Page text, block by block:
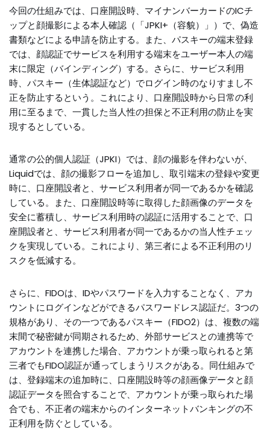
今回の仕組みでは、口座開設時、マイナンバーカードのICチ
ップと顔撮影による本人確認（「JPKI+（容貌）」）で、偽造
書類などによる申請を防止する。また、パスキーの端末登録
では、顔認証でサービスを利用する端末をユーザー本人の端
末に限定（バインディング）する。さらに、サービス利用
時、パスキー（生体認証など）でログイン時のなりすまし不
正を防止するという。これにより、口座開設時から日常の利
用に至るまで、一貫した当人性の担保と不正利用の防止を実
現するとしている。
通常の公的個人認証（JPKI）では、顔の撮影を伴わないが、
Liquidでは、顔の撮影フローを追加し、取引端末の登録や変更
時に、口座開設者と、サービス利用者が同一であるかを確認
している。また、口座開設時等に取得した顔画像のデータを
安全に蓄積し、サービス利用時の認証に活用することで、口
座開設者と、サービス利用者が同一であるかの当人性チェッ
クを実現している。これにより、第三者による不正利用のリ
スクを低減する。
さらに、FIDOは、IDやパスワードを入力することなく、アカ
ウントにログインなどができるパスワードレス認証だ。3つの
規格があり、その一つであるパスキー（FIDO2）は、複数の端
末間で秘密鍵が同期されるため、外部サービスとの連携等で
アカウントを連携した場合、アカウントが乗っ取られると第
三者でもFIDO認証が通ってしまうリスクがある。同仕組みで
は、登録端末の追加時に、口座開設時等の顔画像データと顔
認証データを照合することで、アカウントが乗っ取られた場
合でも、不正者の端末からのインターネットバンキングの不
正利用を防ぐとしている。